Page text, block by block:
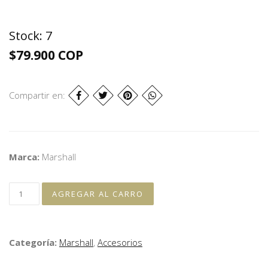
Stock: 7
$79.900 COP
Compartir en:
Marca: Marshall
Categoría: Marshall, Accesorios